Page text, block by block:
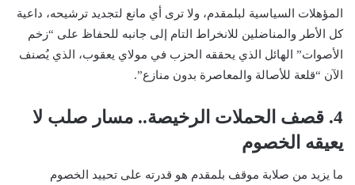
المؤهلات السياسية لبلمقدم، ولا ترى أي مانع لتجديد ترشيحه، داعية
كل الأطر والمناضلين للانخراط التام إلى جانبه للحفاظ على “زخم
الأصوات” الهائل الذي يحققه الحزب في مولاي يعقوب، الذي يُصنف
الآن “قلعة للأصالة والمعاصرة بدون منازع”.
4. قصف الحملات الرخيصة.. مسار صلب لا
يعيقه الخصوم
ما يزيد من صلابة موقف بلمقدم هو قدرته على تحييد الخصوم